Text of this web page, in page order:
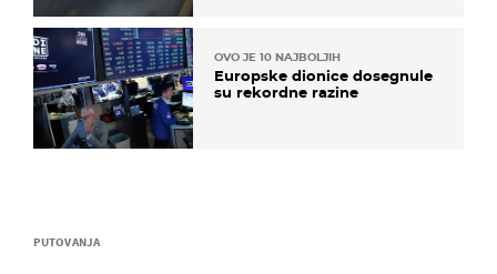
PUTOVANJA
OVO JE 10 NAJBOLJIH
Europske dionice dosegnule
su rekordne razine